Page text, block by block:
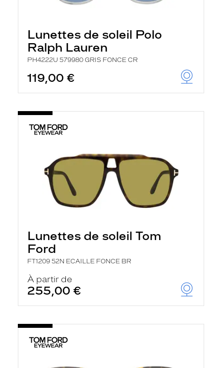
Lunettes de soleil Polo
Ralph Lauren
PH4222U 579980 GRIS FONCE CR
119,00 €
Lunettes de soleil Tom
Ford
FT1209 52N ECAILLE FONCE BR
À partir de
255,00 €